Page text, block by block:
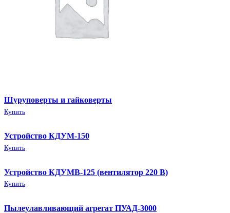
Шуруповерты и гайковерты
Купить
Устройство КДУМ-150
Купить
Устройство КДУМВ-125 (вентилятор 220 В)
Купить
Пылеулавливающий агрегат ПУАД-3000